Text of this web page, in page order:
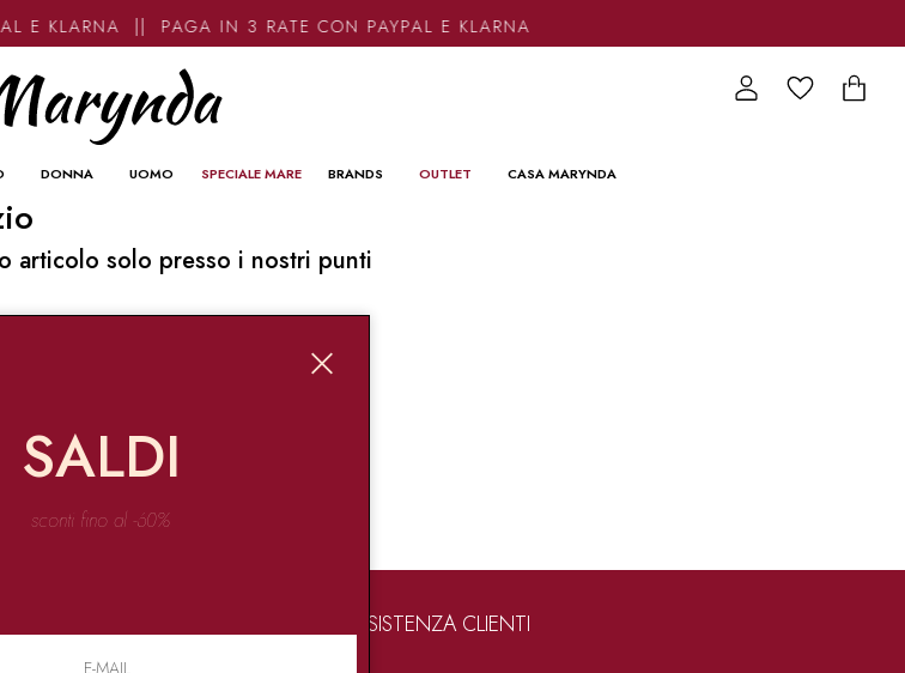
E KLARNA || PAGA IN 3 RATE CON PAYPAL E KLARNA
DONNA UOMO SPECIALE MARE BRANDS OUTLET CASA MARYNDA
articolo solo presso i nostri punti
ASSISTENZA CLIENTI
SALDI
sconti fino al -60%